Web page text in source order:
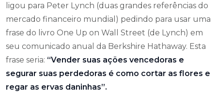
ligou para Peter Lynch (duas grandes referências do
mercado financeiro mundial) pedindo para usar uma
frase do livro One Up on Wall Street (de Lynch) em
seu comunicado anual da Berkshire Hathaway. Esta
frase seria: “Vender suas ações vencedoras e
segurar suas perdedoras é como cortar as flores e
regar as ervas daninhas”.